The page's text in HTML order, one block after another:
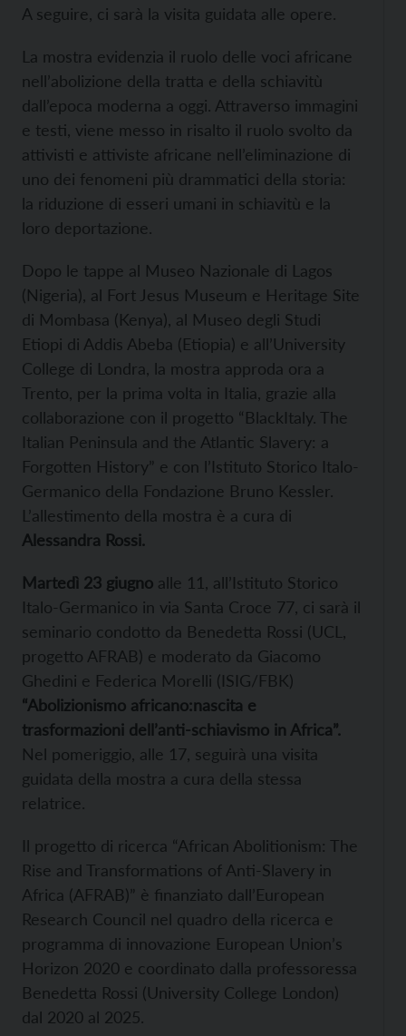
A seguire, ci sarà la visita guidata alle opere.
La mostra evidenzia il ruolo delle voci africane
nell’abolizione della tratta e della schiavitù
dall’epoca moderna a oggi. Attraverso immagini
e testi, viene messo in risalto il ruolo svolto da
attivisti e attiviste africane nell’eliminazione di
uno dei fenomeni più drammatici della storia:
la riduzione di esseri umani in schiavitù e la
loro deportazione.
Dopo le tappe al Museo Nazionale di Lagos
(Nigeria), al Fort Jesus Museum e Heritage Site
di Mombasa (Kenya), al Museo degli Studi
Etiopi di Addis Abeba (Etiopia) e all’University
College di Londra, la mostra approda ora a
Trento, per la prima volta in Italia, grazie alla
collaborazione con il progetto “BlackItaly. The
Italian Peninsula and the Atlantic Slavery: a
Forgotten History” e con l’Istituto Storico Italo-
Germanico della Fondazione Bruno Kessler.
L’allestimento della mostra è a cura di
Alessandra Rossi.
Martedì 23 giugno alle 11, all’Istituto Storico
Italo-Germanico in via Santa Croce 77, ci sarà il
seminario condotto da Benedetta Rossi (UCL,
progetto AFRAB) e moderato da Giacomo
Ghedini e Federica Morelli (ISIG/FBK)
“Abolizionismo africano:nascita e
trasformazioni dell’anti-schiavismo in Africa”.
Nel pomeriggio, alle 17, seguirà una visita
guidata della mostra a cura della stessa
relatrice.
Il progetto di ricerca “African Abolitionism: The
Rise and Transformations of Anti-Slavery in
Africa (AFRAB)” è finanziato dall’European
Research Council nel quadro della ricerca e
programma di innovazione European Union’s
Horizon 2020 e coordinato dalla professoressa
Benedetta Rossi (University College London)
dal 2020 al 2025.